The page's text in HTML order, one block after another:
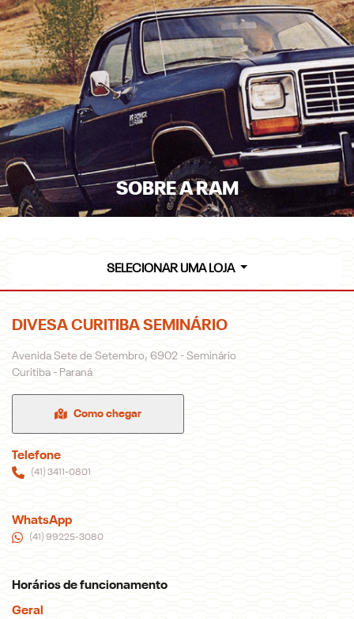
SOBRE A RAM
SELECIONAR UMA LOJA
DIVESA CURITIBA SEMINÁRIO
Avenida Sete de Setembro, 6902 - Seminário
Curitiba - Paraná
Como chegar
Telefone
(41) 3411-0801
WhatsApp
(41) 99225-3080
Horários de funcionamento
Geral